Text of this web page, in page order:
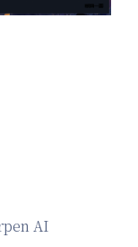
AI